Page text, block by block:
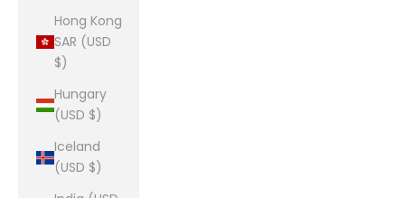
Hong Kong
SAR (USD
$)
Hungary
(USD $)
Iceland
(USD $)